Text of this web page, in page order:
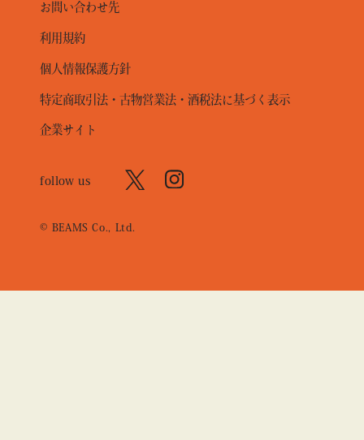
お問い合わせ先
利用規約
個人情報保護方針
特定商取引法・古物営業法・酒税法に基づく表示
企業サイト
follow us
© BEAMS Co., Ltd.